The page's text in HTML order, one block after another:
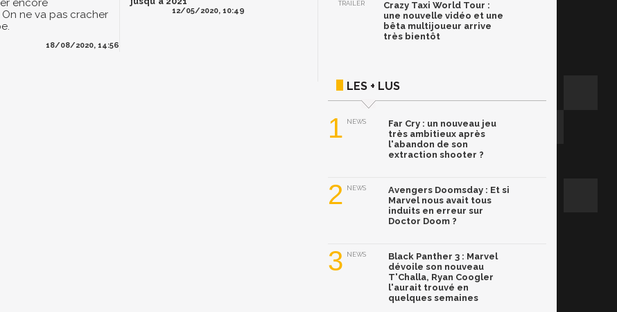
encore
ne va pas cracher
18/08/2020, 14:56
12/05/2020, 10:49
TRAILER
Crazy Taxi World Tour :
une nouvelle vidéo et une
bêta multijoueur arrive
très bientôt
LES + LUS
1 NEWS
Far Cry : un nouveau jeu
très ambitieux après
l'abandon de son
extraction shooter ?
2 NEWS
Avengers Doomsday : Et si
Marvel nous avait tous
induits en erreur sur
Doctor Doom ?
3 NEWS
Black Panther 3 : Marvel
dévoile son nouveau
T'Challa, Ryan Coogler
l'aurait trouvé en
quelques semaines